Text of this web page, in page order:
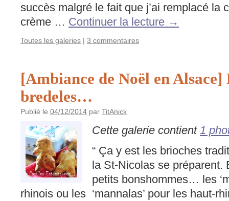
succès malgré le fait que j’ai remplacé la
crème … Continuer la lecture →
Toutes les galeries | 3 commentaires
[Ambiance de Noël en Alsace]
bredeles…
Publié le 04/12/2014 par TitAnick
Cette galerie contient 1
“ Ça y est les brioches
la St-Nicolas se préparent.
petits bonshommes… les
rhinois ou les ‘mannalas’ pour les haut-